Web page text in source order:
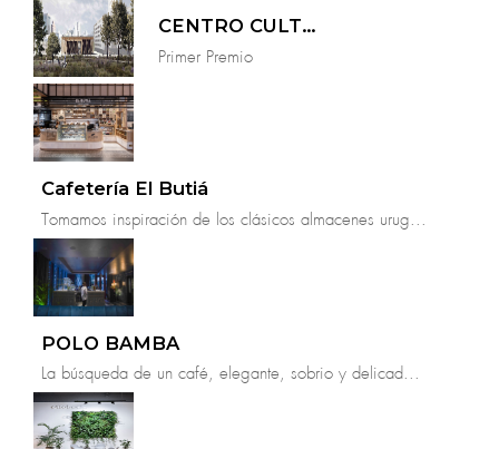
CENTRO CULTURAL MARIANO ARANA
Primer Premio
Cafetería El Butiá
Tomamos inspiración de los clásicos almacenes urug...
POLO BAMBA
La búsqueda de un café, elegante, sobrio y delicad...